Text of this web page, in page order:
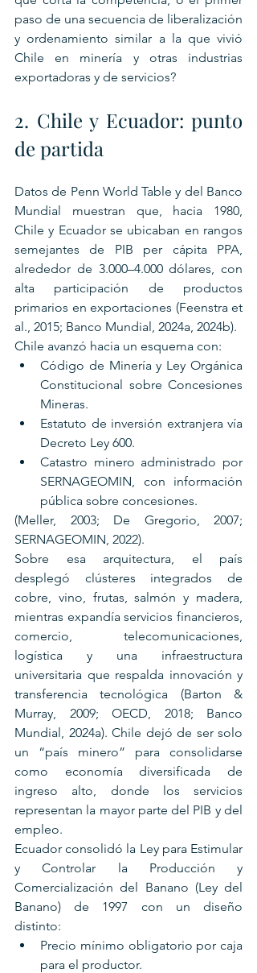
paso de una secuencia de liberalización
y ordenamiento similar a la que vivió
Chile en minería y otras industrias
exportadoras y de servicios?
2. Chile y Ecuador: punto
de partida
Datos de Penn World Table y del Banco
Mundial muestran que, hacia 1980,
Chile y Ecuador se ubicaban en rangos
semejantes de PIB per cápita PPA,
alrededor de 3.000–4.000 dólares, con
alta participación de productos
primarios en exportaciones (Feenstra et
al., 2015; Banco Mundial, 2024a, 2024b).
Chile avanzó hacia un esquema con:
Código de Minería y Ley Orgánica
Constitucional sobre Concesiones
Mineras.
Estatuto de inversión extranjera vía
Decreto Ley 600.
Catastro minero administrado por
SERNAGEOMIN, con información
pública sobre concesiones.
(Meller, 2003; De Gregorio, 2007;
SERNAGEOMIN, 2022).
Sobre esa arquitectura, el país
desplegó clústeres integrados de
cobre, vino, frutas, salmón y madera,
mientras expandía servicios financieros,
comercio, telecomunicaciones,
logística y una infraestructura
universitaria que respalda innovación y
transferencia tecnológica (Barton &
Murray, 2009; OECD, 2018; Banco
Mundial, 2024a). Chile dejó de ser solo
un “país minero” para consolidarse
como economía diversificada de
ingreso alto, donde los servicios
representan la mayor parte del PIB y del
empleo.
Ecuador consolidó la Ley para Estimular
y Controlar la Producción y
Comercialización del Banano (Ley del
Banano) de 1997 con un diseño
distinto:
Precio mínimo obligatorio por caja
para el productor.